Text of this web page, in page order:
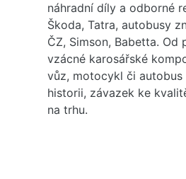
náhradní díly a odborné
Škoda, Tatra, autobusy
ČZ, Simson, Babetta.
vzácné karosářské
vůz, motocykl či autobus
historii, závazek ke
na trhu.